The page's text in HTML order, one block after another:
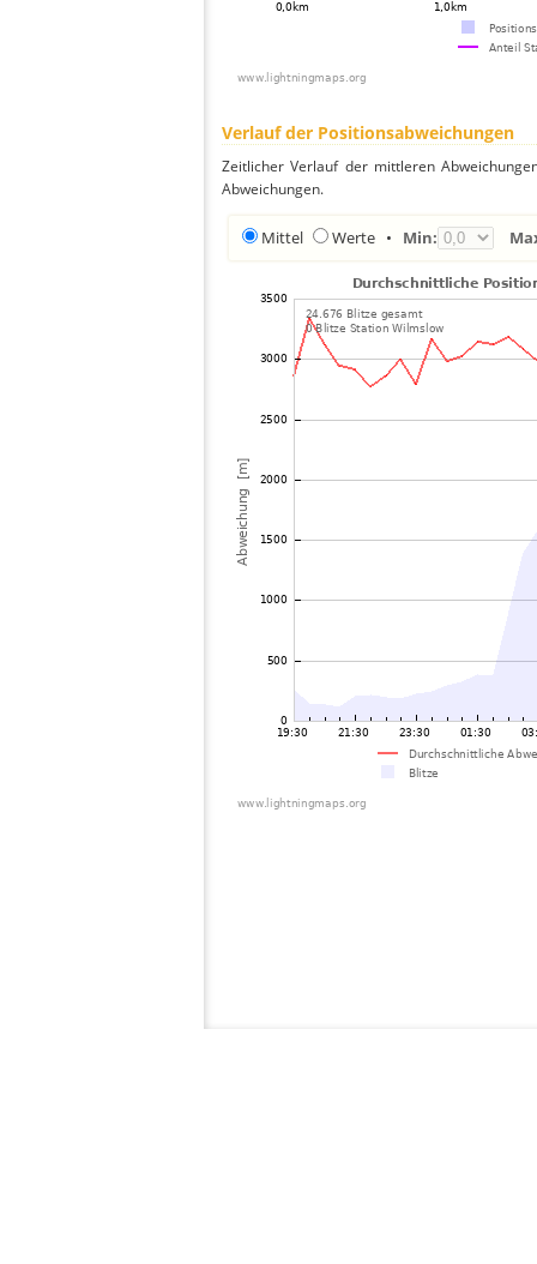
Verlauf der Positionsabweichungen
Zeitlicher Verlauf der mittleren
Abweichungen.
Mittel Werte • Min: